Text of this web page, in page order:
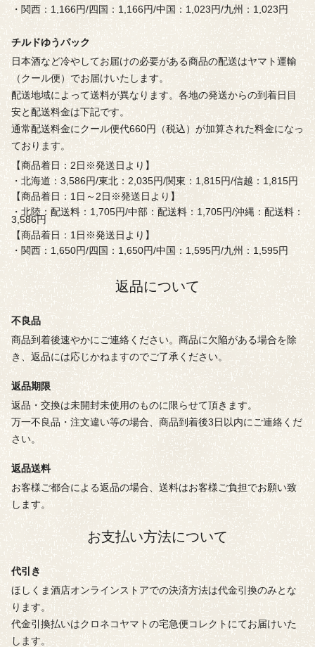
・関西：1,166円/四国：1,166円/中国：1,023円/九州：1,023円
チルドゆうパック
日本酒など冷やしてお届けの必要がある商品の配送はヤマト運輸
（クール便）でお届けいたします。
配送地域によって送料が異なります。各地の発送からの到着日目
安と配送料金は下記です。
通常配送料金にクール便代660円（税込）が加算された料金になっ
ております。
【商品着日：2日※発送日より】
・北海道：3,586円/東北：2,035円/関東：1,815円/信越：1,815円
【商品着日：1日～2日※発送日より】
・北陸：配送料：1,705円/中部：配送料：1,705円/沖縄：配送料：
3,586円
【商品着日：1日※発送日より】
・関西：1,650円/四国：1,650円/中国：1,595円/九州：1,595円
返品について
不良品
商品到着後速やかにご連絡ください。商品に欠陥がある場合を除
き、返品には応じかねますのでご了承ください。
返品期限
返品・交換は未開封未使用のものに限らせて頂きます。
万一不良品・注文違い等の場合、商品到着後3日以内にご連絡くだ
さい。
返品送料
お客様ご都合による返品の場合、送料はお客様ご負担でお願い致
します。
お支払い方法について
代引き
ほしくま酒店オンラインストアでの決済方法は代金引換のみとな
ります。
代金引換払いはクロネコヤマトの宅急便コレクトにてお届けいた
します。